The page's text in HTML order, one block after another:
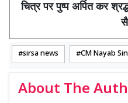
चित्र पर पुष्प अर्पित कर
sirsa news CM Nayab
About The